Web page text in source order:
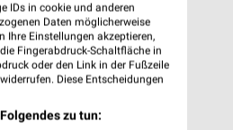
IDs in cookie und anderen
Daten möglicherweise
Ihre Einstellungen akzeptieren,
Fingerabdruck-Schaltfläche in
oder den Link in der Fußzeile
Diese Entscheidungen
zu tun: